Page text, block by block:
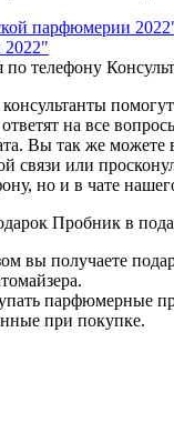
парфюмерии
на все
Вы так же можете
связи или
но и в чате
Пробник в
вы получаете
парфюмерные
при покупке.